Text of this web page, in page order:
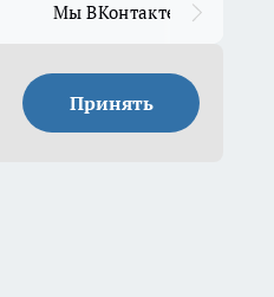
Мы ВКонтакте
Принять